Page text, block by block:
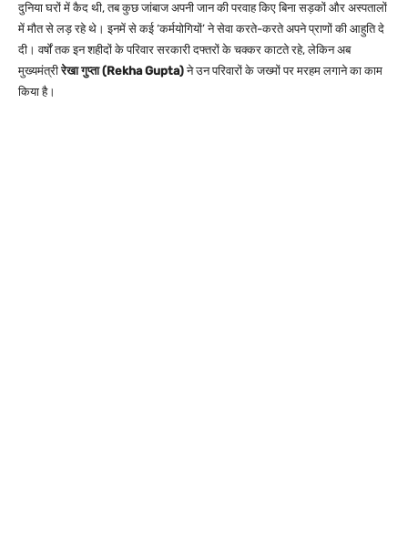
दुनिया घरों में कैद थी, तब कुछ जांबाज अपनी जान की परवाह किए बिना सड़कों और अस्पतालों
में मौत से लड़ रहे थे। इनमें से कई ‘कर्मयोगियों’ ने सेवा करते-करते अपने प्राणों की आहुति दे
दी। वर्षों तक इन शहीदों के परिवार सरकारी दफ्तरों के चक्कर काटते रहे, लेकिन अब
मुख्यमंत्रीरेखा गुप्ता (Rekha Gupta)ने उन परिवारों के जख्मों पर मरहम लगाने का काम
किया है।